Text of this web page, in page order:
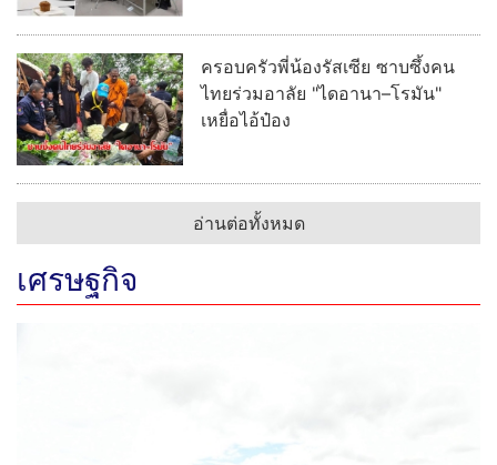
ครอบครัวพี่น้องรัสเซีย ซาบซึ้งคน
ไทยร่วมอาลัย "ไดอานา–โรมัน"
เหยื่อไอ้ป๋อง
อ่านต่อทั้งหมด
เศรษฐกิจ